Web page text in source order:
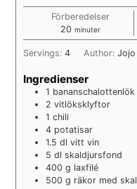
Förberedelser
20minuter
minuter
Servings:4 Author:Jojo
Ingredienser
1 bananschalottenlök
2 vitlöksklyftor
1 chili
4 potatisar
1.5 dl vitt vin
5 dl skaldjursfond
400 g laxfilé
500 g räkor med skal